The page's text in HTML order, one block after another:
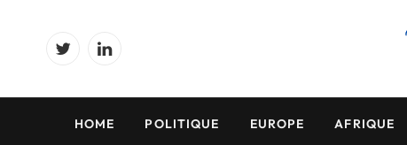
TwitterLinkedIn
HOME POLITIQUE EUROPE AFRIQUE